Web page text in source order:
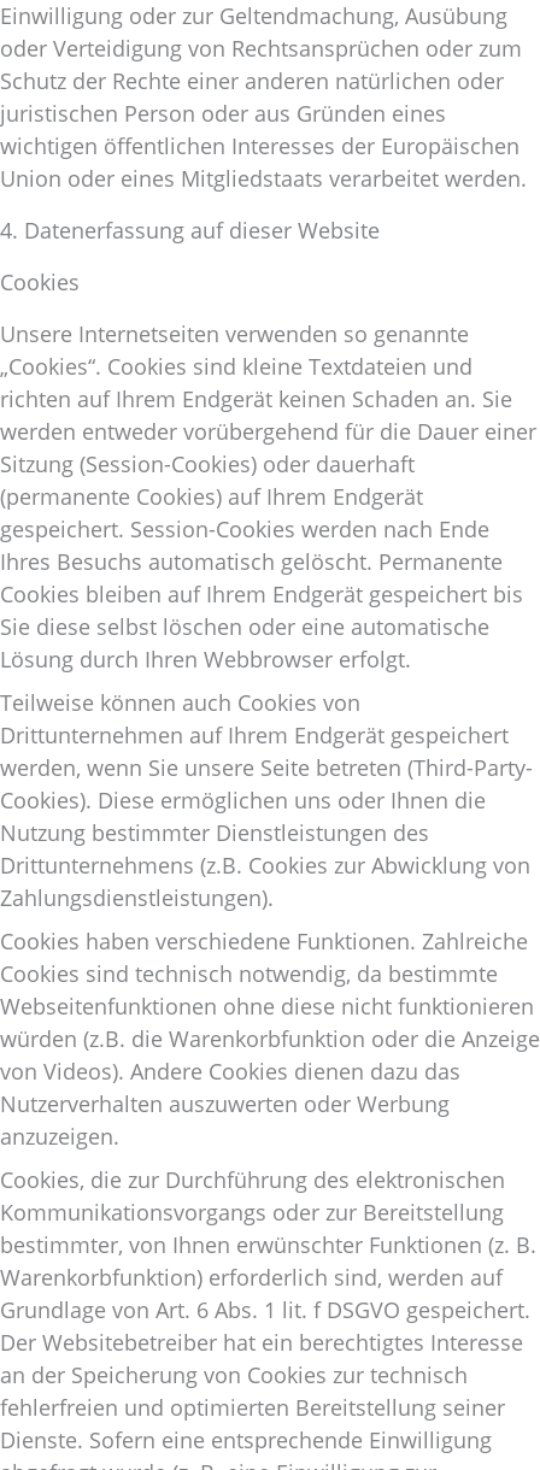
Einwilligung oder zur Geltendmachung, Ausübung
oder Verteidigung von Rechtsansprüchen oder zum
Schutz der Rechte einer anderen natürlichen oder
juristischen Person oder aus Gründen eines
wichtigen öffentlichen Interesses der Europäischen
Union oder eines Mitgliedstaats verarbeitet werden.
4. Datenerfassung auf dieser Website
Cookies
Unsere Internetseiten verwenden so genannte
„Cookies“. Cookies sind kleine Textdateien und
richten auf Ihrem Endgerät keinen Schaden an. Sie
werden entweder vorübergehend für die Dauer einer
Sitzung (Session-Cookies) oder dauerhaft
(permanente Cookies) auf Ihrem Endgerät
gespeichert. Session-Cookies werden nach Ende
Ihres Besuchs automatisch gelöscht. Permanente
Cookies bleiben auf Ihrem Endgerät gespeichert bis
Sie diese selbst löschen oder eine automatische
Lösung durch Ihren Webbrowser erfolgt.
Teilweise können auch Cookies von
Drittunternehmen auf Ihrem Endgerät gespeichert
werden, wenn Sie unsere Seite betreten (Third-Party-
Cookies). Diese ermöglichen uns oder Ihnen die
Nutzung bestimmter Dienstleistungen des
Drittunternehmens (z.B. Cookies zur Abwicklung von
Zahlungsdienstleistungen).
Cookies haben verschiedene Funktionen. Zahlreiche
Cookies sind technisch notwendig, da bestimmte
Webseitenfunktionen ohne diese nicht funktionieren
würden (z.B. die Warenkorbfunktion oder die Anzeige
von Videos). Andere Cookies dienen dazu das
Nutzerverhalten auszuwerten oder Werbung
anzuzeigen.
Cookies, die zur Durchführung des elektronischen
Kommunikationsvorgangs oder zur Bereitstellung
bestimmter, von Ihnen erwünschter Funktionen (z. B.
Warenkorbfunktion) erforderlich sind, werden auf
Grundlage von Art. 6 Abs. 1 lit. f DSGVO gespeichert.
Der Websitebetreiber hat ein berechtigtes Interesse
an der Speicherung von Cookies zur technisch
fehlerfreien und optimierten Bereitstellung seiner
Dienste. Sofern eine entsprechende Einwilligung